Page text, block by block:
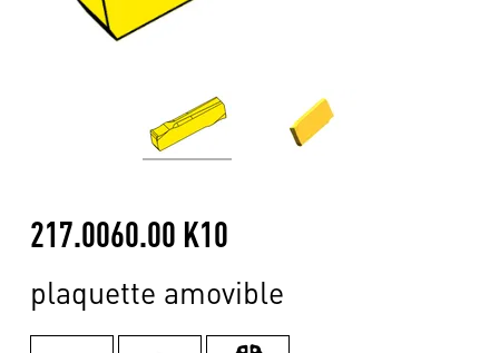
217.0060.00 K10
plaquette amovible